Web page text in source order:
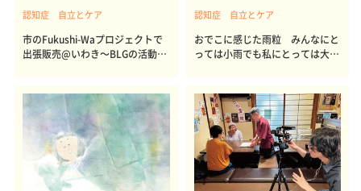
認知症 自立とケア
市のFukushi-Waプロジェクトで
出張販売@いわき～BLGの活動報
認知症 自立とケア
おでこに感じた雨粒 みんなにと
っては小雨でも私にとっては大雨